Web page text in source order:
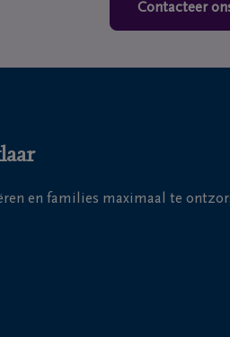
Contacteer
en families maximaal te